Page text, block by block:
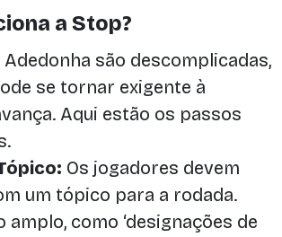
a Stop?
são descomplicadas,
se tornar exigente à
Aqui estão os passos
Os jogadores devem
um tópico para a rodada.
amplo, como ‘designações de